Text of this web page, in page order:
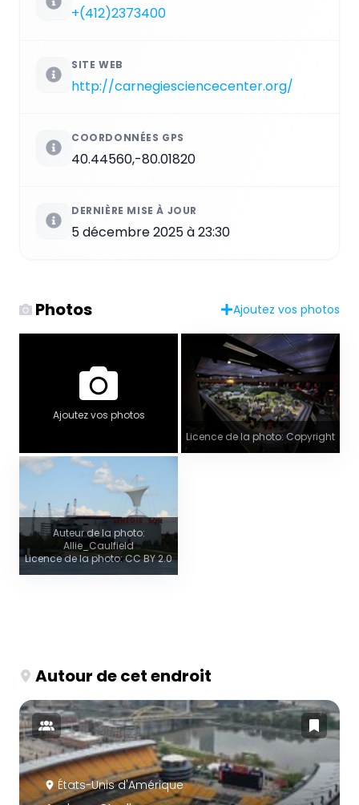
+(412)2373400
SITE WEB
http://carnegiesciencecenter.org/
COORDONNÉES GPS
40.44560,-80.01820
DERNIÈRE MISE À JOUR
5 décembre 2025 à 23:30
Photos Ajoutez vos photos
Ajoutez vos photos
Licence de la photo: Copyright
Auteur de la photo:
Allie_Caulfield
Licence de la photo: CC BY 2.0
Autour de cet endroit
États-Unis d'Amérique